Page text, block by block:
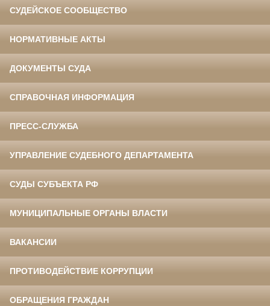
СУДЕЙСКОЕ СООБЩЕСТВО
НОРМАТИВНЫЕ АКТЫ
ДОКУМЕНТЫ СУДА
СПРАВОЧНАЯ ИНФОРМАЦИЯ
ПРЕСС-СЛУЖБА
УПРАВЛЕНИЕ СУДЕБНОГО ДЕПАРТАМЕНТА
СУДЫ СУБЪЕКТА РФ
МУНИЦИПАЛЬНЫЕ ОРГАНЫ ВЛАСТИ
ВАКАНСИИ
ПРОТИВОДЕЙСТВИЕ КОРРУПЦИИ
ОБРАЩЕНИЯ ГРАЖДАН